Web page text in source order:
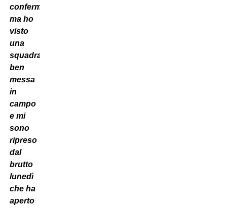
confermate,
ma ho
visto
una
squadra
ben
messa
in
campo
e mi
sono
ripreso
dal
brutto
lunedì
che ha
aperto